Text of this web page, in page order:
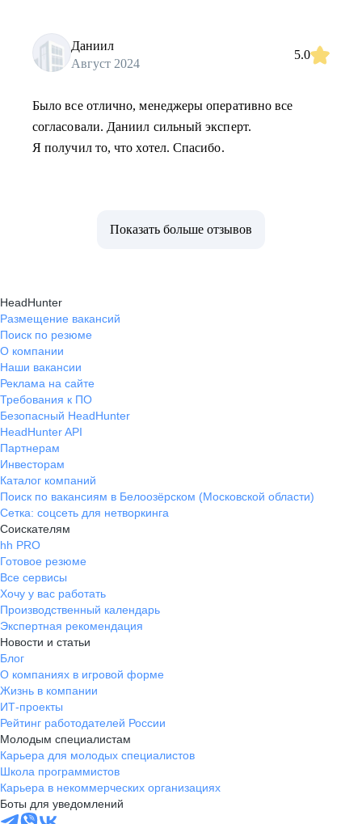
Даниил
Август 2024
5.0
Было все отлично, менеджеры оперативно все
согласовали. Даниил сильный эксперт.
Я получил то, что хотел. Спасибо.
Показать больше отзывов
HeadHunter
Размещение вакансий
Поиск по резюме
О компании
Наши вакансии
Реклама на сайте
Требования к ПО
Безопасный HeadHunter
HeadHunter API
Партнерам
Инвесторам
Каталог компаний
Поиск по вакансиям в Белоозёрском (Московской области)
Сетка: соцсеть для нетворкинга
Соискателям
hh PRO
Готовое резюме
Все сервисы
Хочу у вас работать
Производственный календарь
Экспертная рекомендация
Новости и статьи
Блог
О компаниях в игровой форме
Жизнь в компании
ИТ-проекты
Рейтинг работодателей России
Молодым специалистам
Карьера для молодых специалистов
Школа программистов
Карьера в некоммерческих организациях
Боты для уведомлений